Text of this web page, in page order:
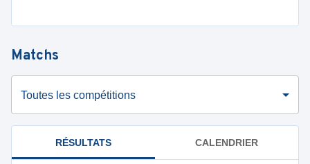
Matchs
Toutes les compétitions
RÉSULTATS CALENDRIER